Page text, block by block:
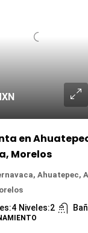
en
Morelos
Ahuatepec,
4 Niveles:2